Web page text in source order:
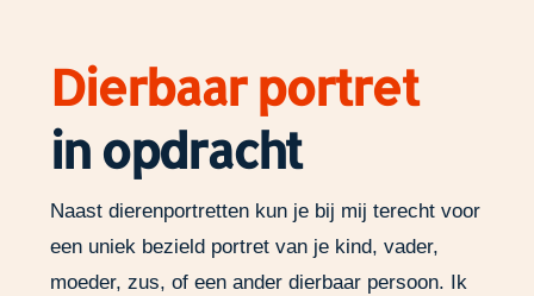
Dierbaar portret
in opdracht
Naast dierenportretten kun je bij mij terecht voor
een uniek bezield portret van je kind, vader,
moeder, zus, of een ander dierbaar persoon. Ik